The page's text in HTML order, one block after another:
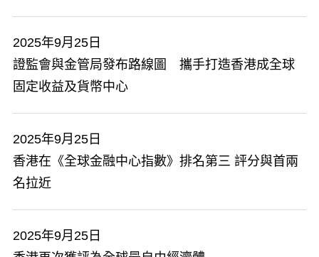
2025年9月25日
​證監會與金管局發布路線圖 攜手打造香港成全球
固定收益及貨幣中心
2025年9月25日
​香港在《全球金融中心指數》排名第三 評分與首兩
名拉近
2025年9月25日